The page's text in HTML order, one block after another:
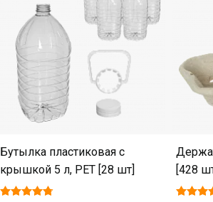
Бутылка пластиковая с
крышкой 5 л, PET [28 шт]
[428